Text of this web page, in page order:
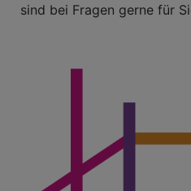
sind bei Fragen gerne für